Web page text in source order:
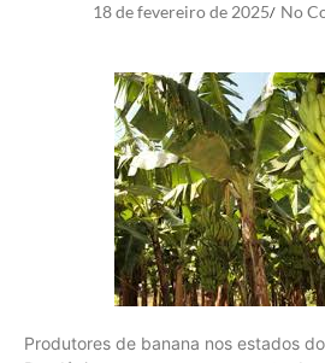
18 de fevereiro de 2025/ No
Produtores de banana nos estados